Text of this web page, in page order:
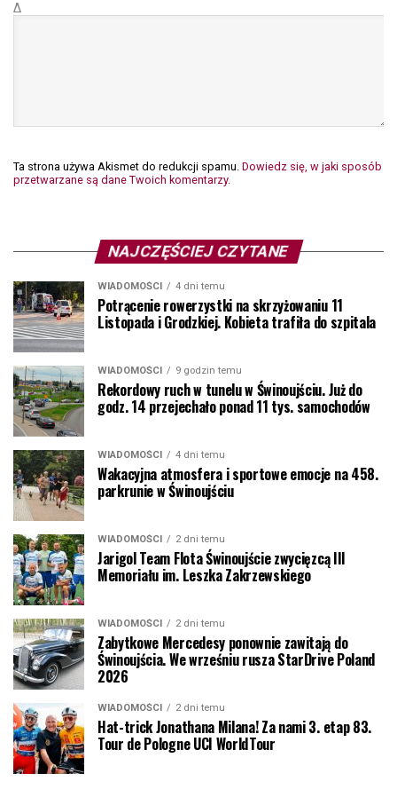
Δ
Ta strona używa Akismet do redukcji spamu. Dowiedz się, w jaki sposób
przetwarzane są dane Twoich komentarzy.
NAJCZĘŚCIEJ CZYTANE
WIADOMOŚCI 4 dni temu
Potrącenie rowerzystki na skrzyżowaniu 11
Listopada i Grodzkiej. Kobieta trafiła do szpitala
WIADOMOŚCI 9 godzin temu
Rekordowy ruch w tunelu w Świnoujściu. Już do
godz. 14 przejechało ponad 11 tys. samochodów
WIADOMOŚCI 4 dni temu
Wakacyjna atmosfera i sportowe emocje na 458.
parkrunie w Świnoujściu
WIADOMOŚCI 2 dni temu
Jarigol Team Flota Świnoujście zwycięzcą III
Memoriału im. Leszka Zakrzewskiego
WIADOMOŚCI 2 dni temu
Zabytkowe Mercedesy ponownie zawitają do
Świnoujścia. We wrześniu rusza StarDrive Poland
2026
WIADOMOŚCI 2 dni temu
Hat-trick Jonathana Milana! Za nami 3. etap 83.
Tour de Pologne UCI WorldTour